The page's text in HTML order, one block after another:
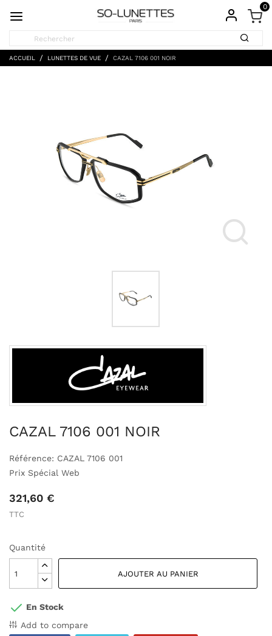
0
ACCUEIL LUNETTES DE VUE CAZAL 7106 001 NOIR
CAZAL 7106 001 NOIR
Référence: CAZAL 7106 001
Prix Spécial Web
321,60 €
TTC
Quantité
AJOUTER AU PANIER
En Stock
Add to compare